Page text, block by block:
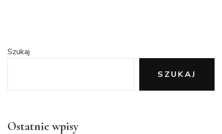
Szukaj
SZUKAJ
Ostatnie wpisy